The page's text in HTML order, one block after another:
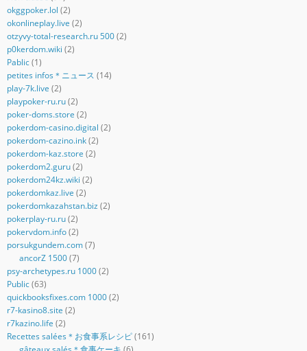
okggpoker.lol (2)
okonlineplay.live (2)
otzyvy-total-research.ru 500(2)
p0kerdom.wiki (2)
Pablic(1)
petites infos＊ニュース (14)
play-7k.live (2)
playpoker-ru.ru(2)
poker-doms.store (2)
pokerdom-casino.digital (2)
pokerdom-cazino.ink(2)
pokerdom-kaz.store (2)
pokerdom2.guru(2)
pokerdom24kz.wiki (2)
pokerdomkaz.live (2)
pokerdomkazahstan.biz (2)
pokerplay-ru.ru(2)
pokervdom.info(2)
porsukgundem.com(7)
ancorZ 1500(7)
psy-archetypes.ru 1000(2)
Public(63)
quickbooksfixes.com 1000(2)
r7-kasino8.site (2)
r7kazino.life (2)
Recettes salées＊お食事系レシピ(161)